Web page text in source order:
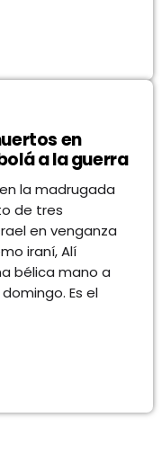
en
a la guerra
la madrugada
de tres
en venganza
iraní, Alí
bélica mano a
Es el